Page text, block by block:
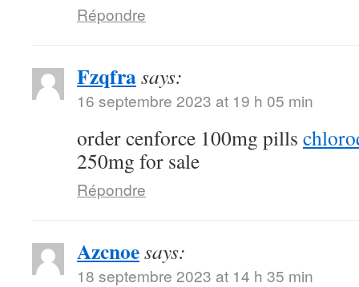
Répondre
Fzqfrasays:
16 septembre 2023 at 19 h 05 min
order cenforce 100mg pills
250mg for sale
Répondre
Azcnoesays:
18 septembre 2023 at 14 h 35 min